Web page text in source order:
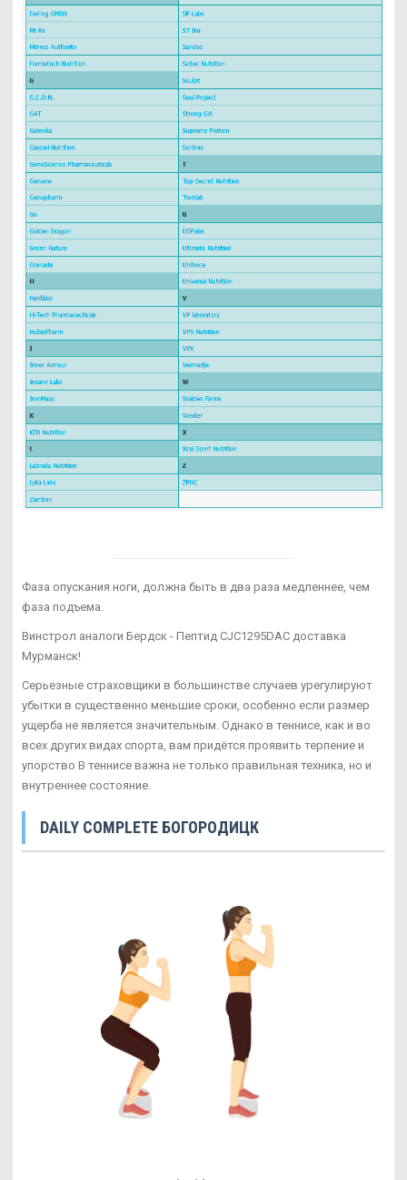
Фаза опускания ноги, должна быть в два раза медленнее, чем
фаза подъема.
Винстрол аналоги Бердск - Пептид CJC1295DAC доставка
Мурманск!
Серьезные страховщики в большинстве случаев урегулируют
убытки в существенно меньшие сроки, особенно если размер
ущерба не является значительным. Однако в теннисе, как и во
всех других видах спорта, вам придётся проявить терпение и
упорство В теннисе важна не только правильная техника, но и
внутреннее состояние.
DAILY COMPLETE БОГОРОДИЦК